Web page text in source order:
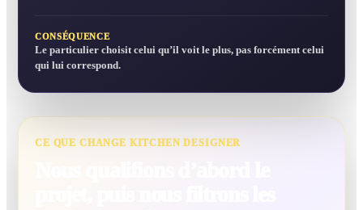
CONSÉQUENCE
Le particulier choisit celui qu’il voit le plus, pas forcément celui
qui lui correspond.
CE QUE CHANGE KITCHEN DESIGNER